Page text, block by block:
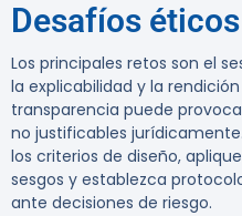
Desafíos
Los principales retos son el
la explicabilidad y la
transparencia puede
no justificables
los criterios de diseño,
sesgos y establezca
ante decisiones de riesgo.